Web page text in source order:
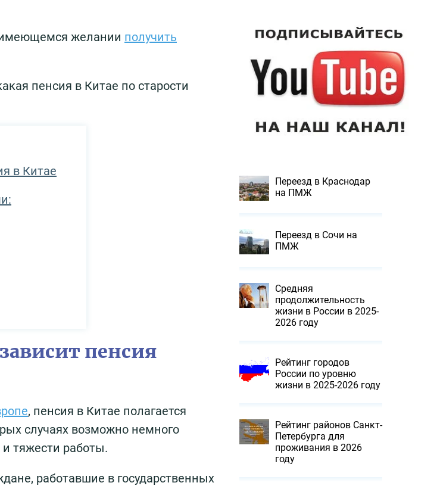
имеющемся желании получить
пенсия в Китае по старости
в Китае
пенсия
, пенсия в Китае полагается
случаях возможно немного
и тяжести работы.
работавшие в государственных
Переезд в Краснодар
на ПМЖ
Переезд в Сочи на
ПМЖ
Средняя
продолжительность
жизни в России в 2025-
2026 году
Рейтинг городов
России по уровню
жизни в 2025-2026 году
Рейтинг районов Санкт-
Петербурга для
проживания в 2026
году